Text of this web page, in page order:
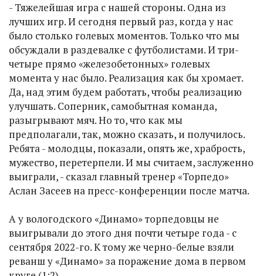
- Тяжелейшая игра с нашей стороны. Одна из
лучших игр. И сегодня первый раз, когда у нас
было столько голевых моментов. Только что мы
обсуждали в раздевалке с футболистами. И три-
четыре прямо «железобетонных» голевых
момента у нас было. Реализация как бы хромает.
Да, над этим будем работать, чтобы реализацию
улучшать. Соперник, самобытная команда,
разыгрывают мяч. Но то, что как мы
предполагали, так, можно сказать, и получилось.
Ребята - молодцы, показали, опять же, храбрость,
мужество, перетерпели. И мы считаем, заслуженно
выиграли, - сказал главный тренер «Торпедо»
Аслан Засеев на пресс-конференции после матча.
А у вологодского «Динамо» торпедовцы не
выигрывали до этого дня почти четыре года - с
сентября 2022-го. К тому же черно-белые взяли
реванш у «Динамо» за поражение дома в первом